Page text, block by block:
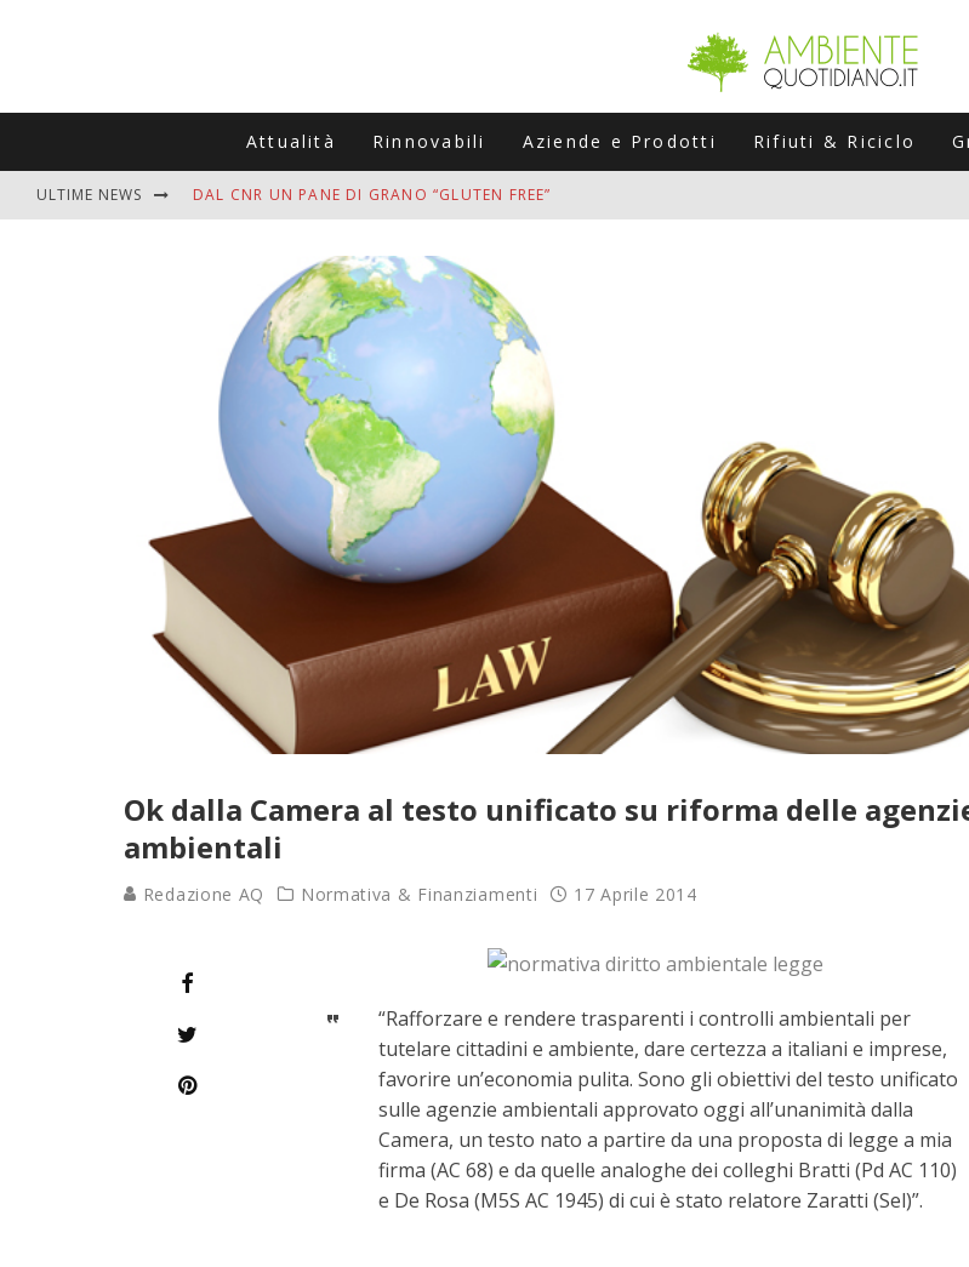
Attualità Rinnovabili Aziende e Prodotti Rifiuti & Riciclo
ULTIME NEWS DAL CNR UN PANE DI GRANO “GLUTEN FREE”
MUTTI ASSUME A OLIVETO CITRA 400 COLLABORATORI STAGIONALI
ZANZARE IN VACANZA? I 3 ERRORI PIÙ COMUNI CHE POSSONO ROVINARTI L’ESTATE (E LA
ADDIO BOLLETTE SALATE? LA NUOVA FRONTIERA DEL FOTOVOLTAICO "PLUG & PLAY" CHE STA
Ok dalla Camera al testo unificato su riforma delle
ambientali
Redazione AQ Normativa & Finanziamenti 17 Aprile 2014
“Rafforzare e rendere trasparenti i controlli ambientali per
tutelare cittadini e ambiente, dare certezza a italiani e imprese,
favorire un’economia pulita. Sono gli obiettivi del testo unificato
sulle agenzie ambientali approvato oggi all’unanimità dalla
Camera, un testo nato a partire da una proposta di legge a mia
firma (AC 68) e da quelle analoghe dei colleghi Bratti (Pd AC 110)
e De Rosa (M5S AC 1945) di cui è stato relatore Zaratti (Sel)”.